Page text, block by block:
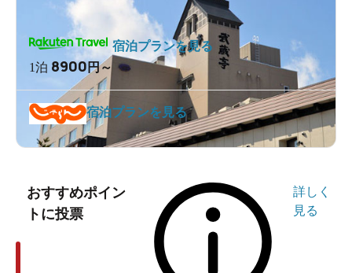
1泊 8900 円～
宿泊プランを見る
宿泊プランを見る
おすすめポイン
トに投票
詳しく
見る